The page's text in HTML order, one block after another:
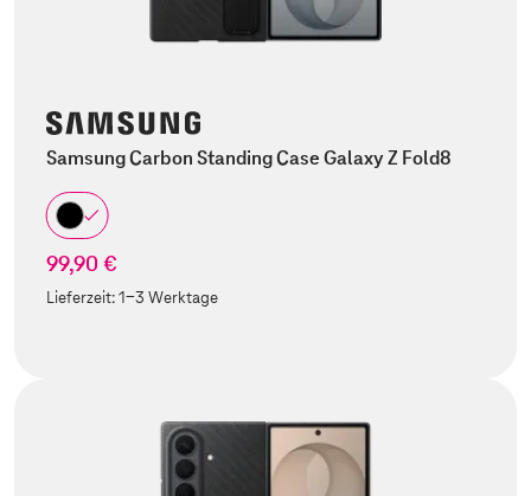
Samsung Carbon Standing Case Galaxy Z Fold8
99,90 €
Lieferzeit:1-3 Werktage